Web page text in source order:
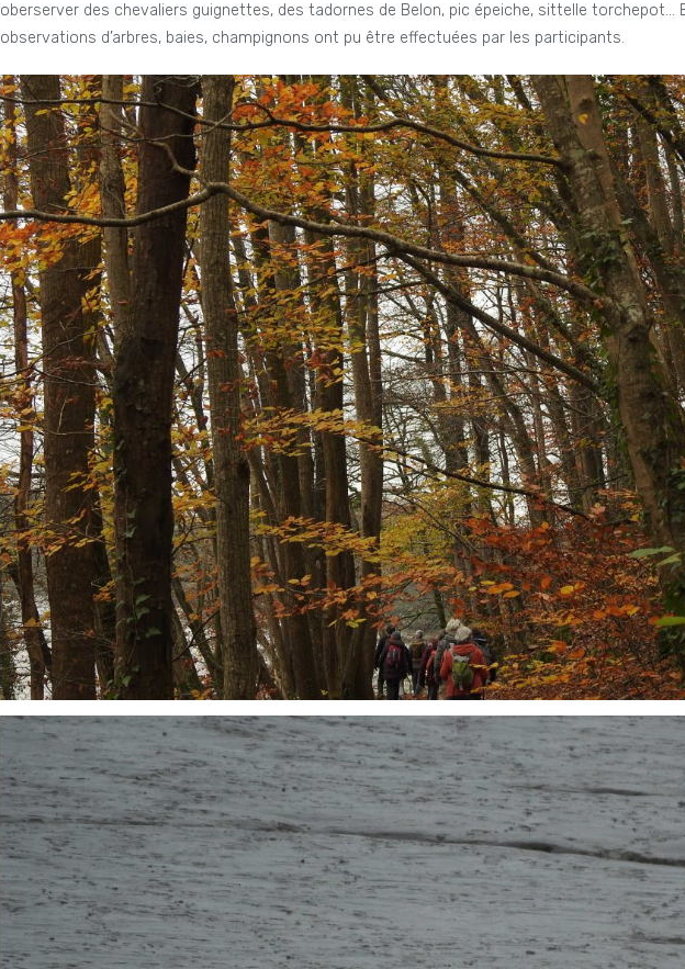
oberserver des chevaliers guignettes, des tadornes de Belon, pic épeiche, sittelle torchepot…
observations d’arbres, baies, champignons ont pu être effectuées par les participants.